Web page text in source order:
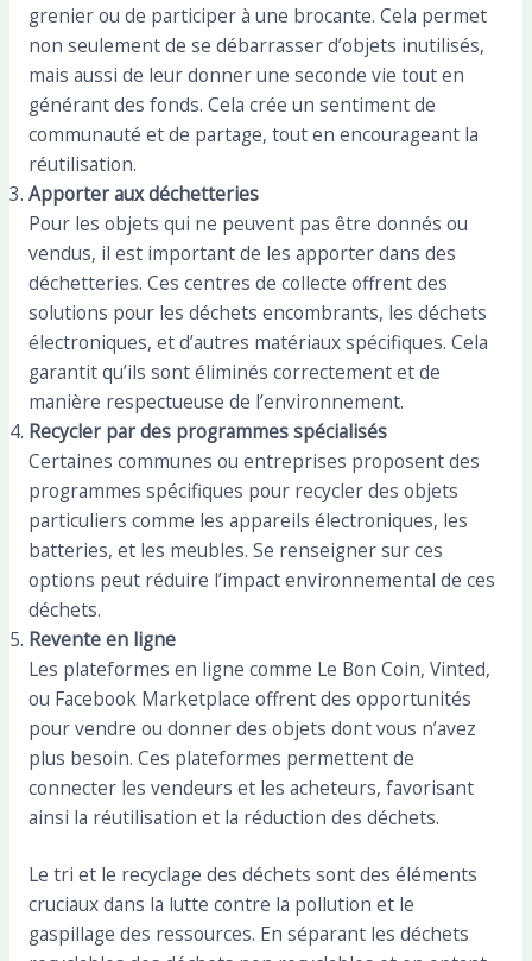
grenier ou de participer à une brocante. Cela permet
non seulement de se débarrasser d’objets inutilisés,
mais aussi de leur donner une seconde vie tout en
générant des fonds. Cela crée un sentiment de
communauté et de partage, tout en encourageant la
réutilisation.
Apporter aux déchetteries
Pour les objets qui ne peuvent pas être donnés ou
vendus, il est important de les apporter dans des
déchetteries. Ces centres de collecte offrent des
solutions pour les déchets encombrants, les déchets
électroniques, et d’autres matériaux spécifiques. Cela
garantit qu’ils sont éliminés correctement et de
manière respectueuse de l’environnement.
Recycler par des programmes spécialisés
Certaines communes ou entreprises proposent des
programmes spécifiques pour recycler des objets
particuliers comme les appareils électroniques, les
batteries, et les meubles. Se renseigner sur ces
options peut réduire l’impact environnemental de ces
déchets.
Revente en ligne
Les plateformes en ligne comme Le Bon Coin, Vinted,
ou Facebook Marketplace offrent des opportunités
pour vendre ou donner des objets dont vous n’avez
plus besoin. Ces plateformes permettent de
connecter les vendeurs et les acheteurs, favorisant
ainsi la réutilisation et la réduction des déchets.
Le tri et le recyclage des déchets sont des éléments
cruciaux dans la lutte contre la pollution et le
gaspillage des ressources. En séparant les déchets